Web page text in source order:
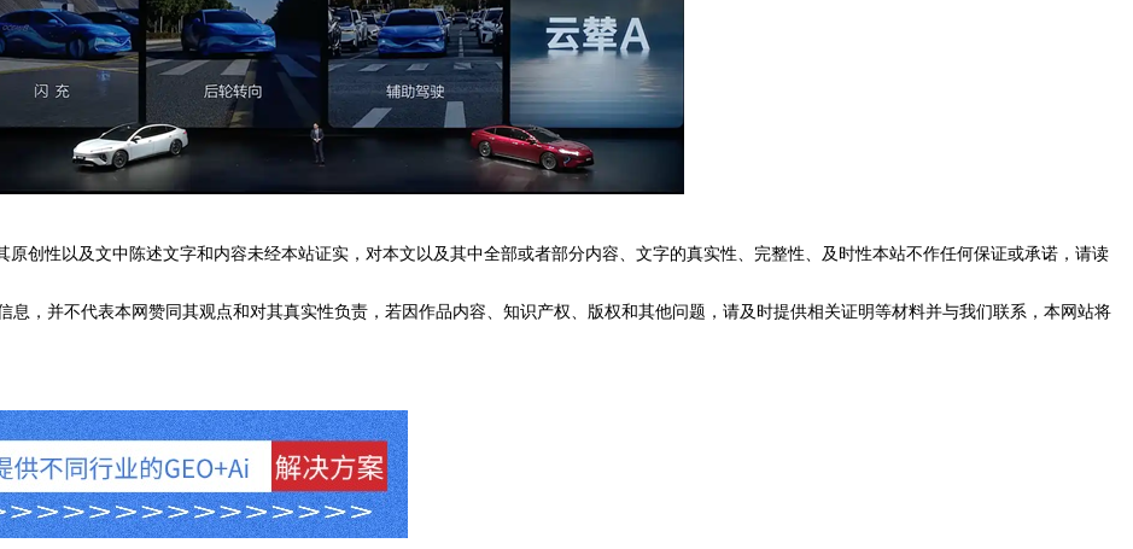
创性以及文中陈述文字和内容未经本站证实，对本文以及其中全部或者部分内容、文字的真实性、完整性、及时性本站不作任何保证或承诺，请读
，并不代表本网赞同其观点和对其真实性负责，若因作品内容、知识产权、版权和其他问题，请及时提供相关证明等材料并与我们联系，本网站将